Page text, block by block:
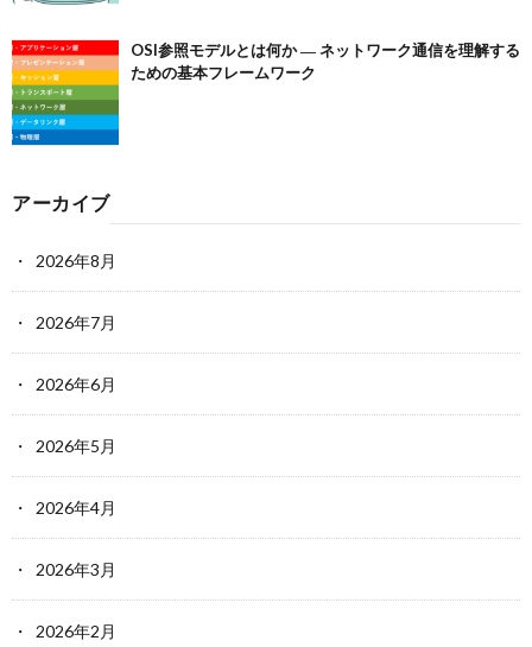
OSI参照モデルとは何か ― ネットワーク通信を理解する
ための基本フレームワーク
アーカイブ
2026年8月
2026年7月
2026年6月
2026年5月
2026年4月
2026年3月
2026年2月